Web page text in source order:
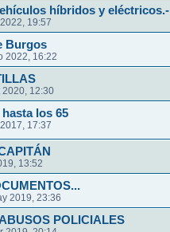
híbridos y eléctricos.-
19:57
Burgos
2022, 16:22
2020, 12:30
los 65
17:37
13:52
2019, 23:36
POLICIALES